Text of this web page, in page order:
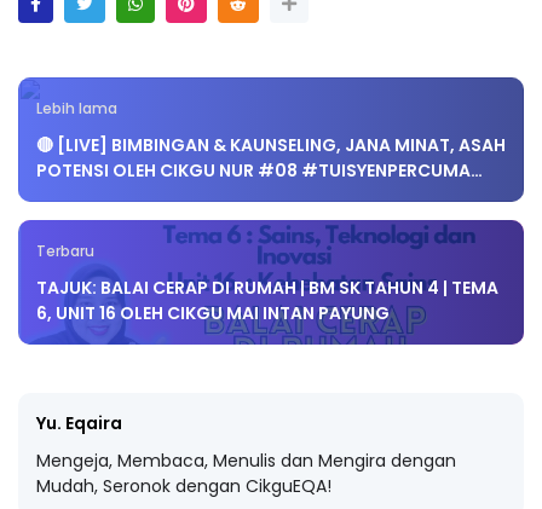
Lebih lama
🔴 [LIVE] BIMBINGAN & KAUNSELING, JANA MINAT, ASAH
POTENSI OLEH CIKGU NUR #08 #TUISYENPERCUMA…
Terbaru
TAJUK: BALAI CERAP DI RUMAH | BM SK TAHUN 4 | TEMA
6, UNIT 16 OLEH CIKGU MAI INTAN PAYUNG
Yu. Eqaira
Mengeja, Membaca, Menulis dan Mengira dengan
Mudah, Seronok dengan CikguEQA!